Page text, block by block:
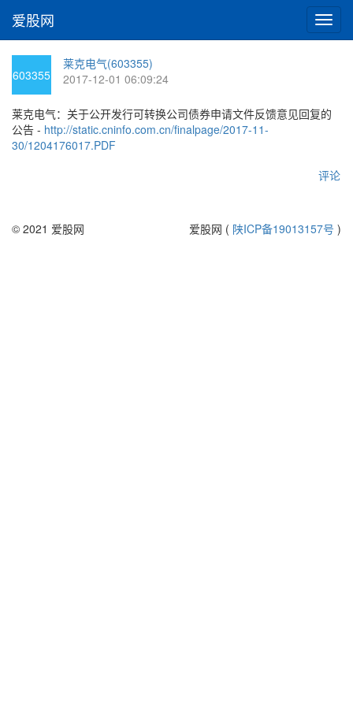
切
换
爱股网
603355
莱克电气(603355)
2017-12-01 06:09:24
莱克电气：关于公开发行可转换公司债券申请文件反馈意见回复的
公告 - http://static.cninfo.com.cn/finalpage/2017-11-
30/1204176017.PDF
评论
© 2021 爱股网 爱股网 ( 陕ICP备19013157号 )